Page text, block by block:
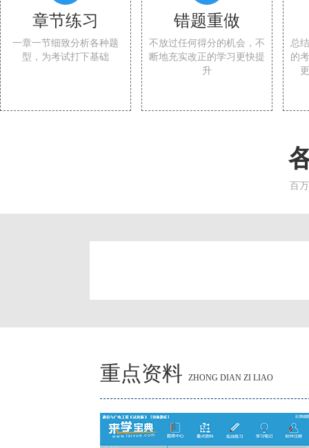
章节练习
一章一节细致分析各种题
型，为考试打下基础
错题重做
不放过任何得分的机会，不
断地充实改正的学习更快提
升
总
的
百
重点资料 ZHONG DIAN ZI LIAO